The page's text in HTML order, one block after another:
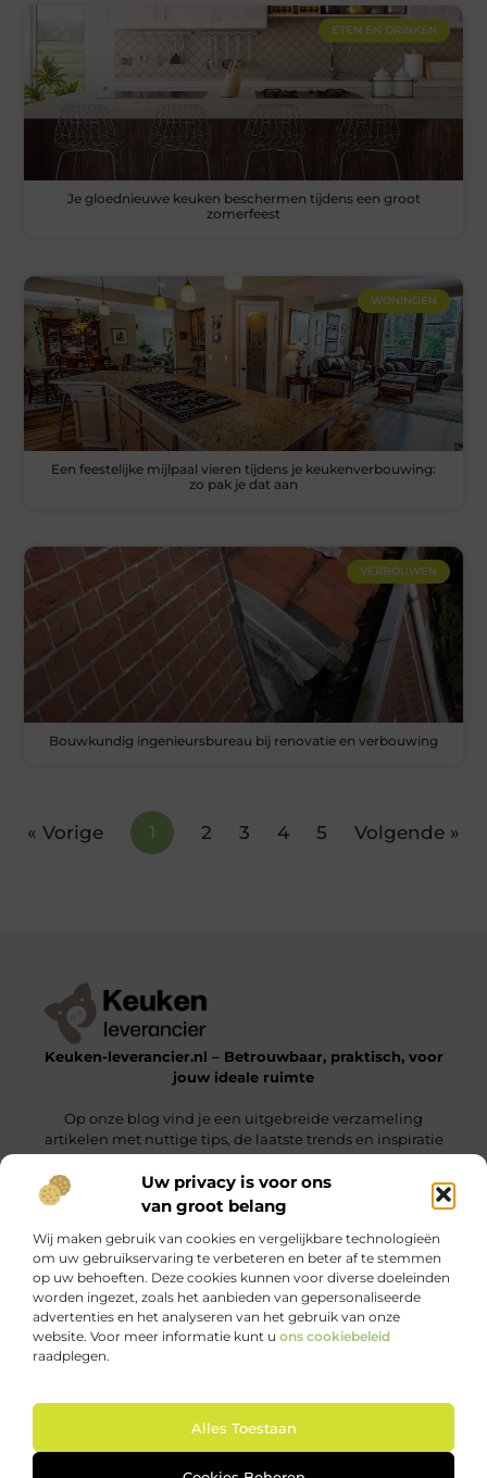
Uw privacy is voor ons
van groot belang
Wij maken gebruik van cookies en vergelijkbare technologieën
om uw gebruikservaring te verbeteren en beter af te stemmen
op uw behoeften. Deze cookies kunnen voor diverse doeleinden
worden ingezet, zoals het aanbieden van gepersonaliseerde
advertenties en het analyseren van het gebruik van onze
website. Voor meer informatie kunt u ons cookiebeleid
raadplegen.
Alles Toestaan
ETEN EN DRINKEN
Je gloednieuwe keuken beschermen tijdens een groot
zomerfeest
WONINGEN
Een feestelijke mijlpaal vieren tijdens je keukenverbouwing:
zo pak je dat aan
VERBOUWEN
Bouwkundig ingenieursbureau bij renovatie en verbouwing
« Vorige 1 2 3 4 5 Volgende »
Keuken-leverancier.nl – Betrouwbaar, praktisch, voor
jouw ideale ruimte
Op onze blog vind je een uitgebreide verzameling
artikelen met nuttige tips, de laatste trends en inspiratie
om een functionele en stijlvolle omgeving te realiseren.
Onze informatie
Bericht categorie
Cookiebeleid (EU)
@2025 www.keuken-leverancier.nl. All Right Reserved.